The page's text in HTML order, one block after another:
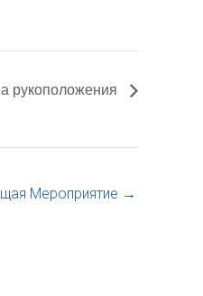
рукоположения
Мероприятие →